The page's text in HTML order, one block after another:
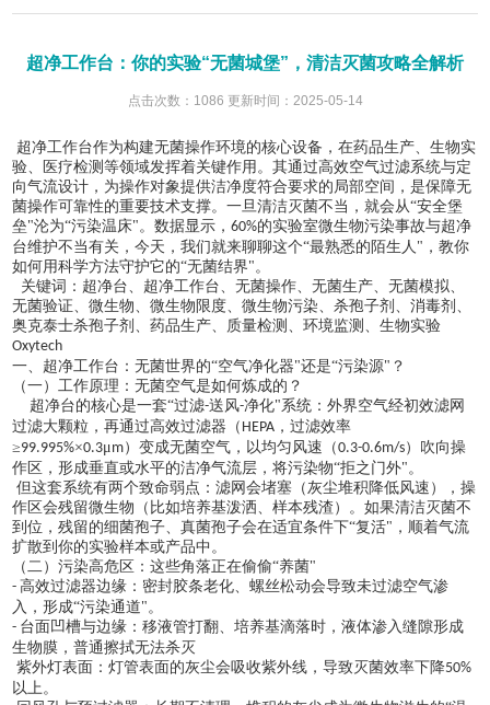
超净工作台：你的实验“无菌城堡”，清洁灭菌攻略全解析
点击次数：1086 更新时间：2025-05-14
超净工作台作为构建无菌操作环境的核心设备，在药品生产、生物实
验、医疗检测等领域发挥着关键作用。其通过高效空气过滤系统与定
向气流设计，为操作对象提供洁净度符合要求的局部空间，是保障无
菌操作可靠性的重要技术支撑。一旦清洁灭菌不当，就会从“安全堡
垒"沦为“污染温床"。数据显示，60%的实验室微生物污染事故与超净
台维护不当有关，今天，我们就来聊聊这个“最熟悉的陌生人"，教你
如何用科学方法守护它的“无菌结界"。
关键词：超净台、超净工作台、无菌操作、无菌生产、无菌模拟、
无菌验证、微生物、微生物限度、微生物污染、杀孢子剂、消毒剂、
奥克泰士杀孢子剂、药品生产、质量检测、环境监测、生物实验
Oxytech
一、超净工作台：无菌世界的“空气净化器"还是“污染源"？
（一）工作原理：无菌空气是如何炼成的？
超净台的核心是一套“过滤-送风-净化"系统：外界空气经初效滤网
过滤大颗粒，再通过高效过滤器（ HEPA ，过滤效率
≥99.995%×0.3μm）变成无菌空气，以均匀风速（0.3-0.6m/s）吹向操
作区，形成垂直或水平的洁净气流层，将污染物“拒之门外"。
但这套系统有两个致命弱点：滤网会堵塞（灰尘堆积降低风速），操
作区会残留微生物（比如培养基泼洒、样本残渣）。如果清洁灭菌不
到位，残留的细菌孢子、真菌孢子会在适宜条件下“复活"，顺着气流
扩散到你的实验样本或产品中。
（二）污染高危区：这些角落正在偷偷“养菌"
- 高效过滤器边缘：密封胶条老化、螺丝松动会导致未过滤空气渗
入，形成“污染通道"。
- 台面凹槽与边缘：移液管打翻、培养基滴落时，液体渗入缝隙形成
生物膜，普通擦拭无法杀灭
紫外灯表面：灯管表面的灰尘会吸收紫外线，导致灭菌效率下降50%
以上。